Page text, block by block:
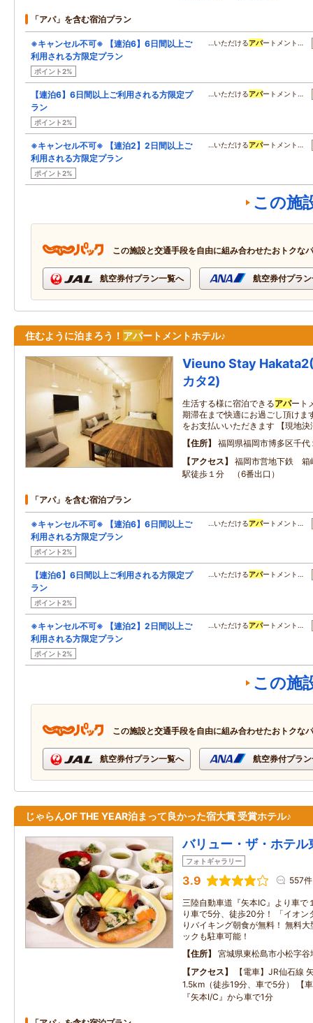
「アパ」を含む宿泊プラン
※キャンセル不可※ 【連泊6】6日間以上ご
利用される方限定プラン
ポイント2%
…いただけるアパートメント…
【連泊6】6日間以上ご利用される方限定プ
ラン
ポイント2%
…いただけるアパートメント…
※キャンセル不可※ 【連泊2】2日間以上ご
利用される方限定プラン
ポイント2%
…いただけるアパートメント…
この施
この施設と交通手段を自由に組み合わせたおトクな
航空券付プラン一覧へ 航空券付プラ
住むように泊まろう！ アパートメントホテル♪
Vieuno Stay
カタ2)
生活する様に宿泊できるアパート
期滞在まで快適にお過ごし頂けま
をお支払いいただきます 【現地
住所
福岡県福岡市博多区千
アクセス
福岡市営地下鉄
駅徒歩１分 （6番出口）
「アパ」を含む宿泊プラン
※キャンセル不可※ 【連泊6】6日間以上ご
利用される方限定プラン
ポイント2%
…いただけるアパートメント…
【連泊6】6日間以上ご利用される方限定プ
ラン
ポイント2%
…いただけるアパートメント…
※キャンセル不可※ 【連泊2】2日間以上ご
利用される方限定プラン
ポイント2%
…いただけるアパートメント…
この施
この施設と交通手段を自由に組み合わせたおトクな
航空券付プラン一覧へ 航空券付プラ
じゃらんOF THE YEAR泊まって良かった宿大賞 受賞ホテル♪
バリュー・ザ・ホテ
フォトギャラリー
3.9 557件
三陸自動車道『矢本IC』より車で
り車で5分、徒歩20分！ 「イオン
りバイキング朝食が無料！ 無料
ックも駐車可能！
住所
宮城県東松島市小松字谷
アクセス
【電車】JR仙石線
1.5km（徒歩19分、車で5分） 【
『矢本I/C』から車で1分